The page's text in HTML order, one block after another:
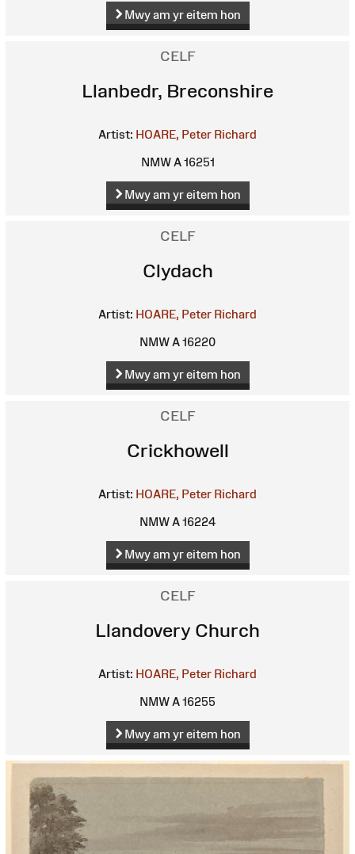
Mwy am yr eitem hon
CELF
Llanbedr, Breconshire
Artist: HOARE, Peter Richard
NMW A 16251
Mwy am yr eitem hon
CELF
Clydach
Artist: HOARE, Peter Richard
NMW A 16220
Mwy am yr eitem hon
CELF
Crickhowell
Artist: HOARE, Peter Richard
NMW A 16224
Mwy am yr eitem hon
CELF
Llandovery Church
Artist: HOARE, Peter Richard
NMW A 16255
Mwy am yr eitem hon